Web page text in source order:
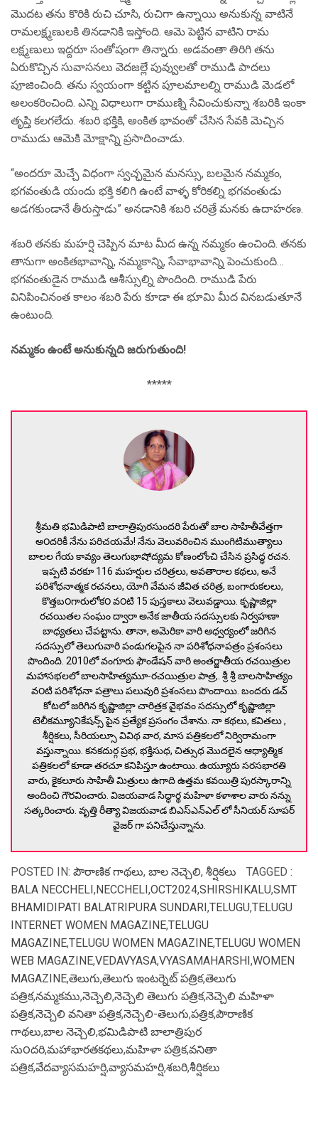
మొదట తను కొరికి రుచి చూసి, రుచిగా ఉన్నాయి అనుకున్న వాటినే
రామలక్ష్మణులకి తినడానికి ఇస్తోంది. ఆమె పెట్టిన వాటిని రామ
లక్ష్మణులు ఇద్దరూ సంతోషంగా తిన్నారు. అడవంతా తిరిగి తను
ఏరుకొచ్చిన సువాసనలు వెదజల్లే పువ్వులతో రాముడి పాదలు
పూజించింది. తను స్వయంగా కట్టిన పూలమాలల్ని రాముడి మెడలో
అలంకరించింది. ఎన్ని విధాలుగా రాముణ్ని సేవించుకున్నా శబరికి ఇంకా
తృప్తి కలగలేదు. శబరి భక్తికి, అంకిత భావంతో చేసిన సేవకి మెచ్చిన
రాముడు ఆమెకి మోక్షాన్ని ప్రసాదించాడు.
“అందరూ మెచ్చే విధంగా స్వచ్ఛమైన మనస్సు, బలమైన నమ్మకం,
భగవంతుడి యందు భక్తి కలిగి ఉంటే వాళ్ళ కోరికల్ని భగవంతుడు
అడగకుండానే తీరుస్తాడు” అనడానికి శబరి చరిత్రే మనకు ఉదాహరణ.
శబరి తనకు మహర్షి చెప్పిన మాట మీద ఉన్న నమ్మకం ఉంచింది. తనకు
తానుగా అంకితభావాన్ని, నమ్మకాన్ని, సేవాభావాన్ని పెంచుకుంది…
భగవంతుడైన రాముడి ఆశీస్సుల్ని పొందింది. రాముడి పేరు
వినిపించినంత కాలం శబరి పేరు కూడా ఈ భూమి మీద వినబడుతూనే
ఉంటుంది.
నమ్మకం ఉంటే అనుకున్నది జరుగుతుంది!
*****
శ్రీమతి భమిడిపాటి బాలాత్రిపురసుందరి పేరుతో బాల సాహితీవేత్తగా
అ౦దరికీ నేను పరిచయమే! నేను వెలువరించిన ముంగిటిముత్యాలు
బాలల గేయ కావ్యం తెలుగుభాషోద్యమ కోణంలోంచి చేసిన ప్రసిధ్ధ రచన.
ఇప్పటి వరకూ 116 మహర్షుల చరిత్రలు, అవతారాల కథలు, అనే
పరిశోధనాత్మక రచనలు, యోగి వేమన జీవిత చరిత్ర, బంగారుకలలు,
కొత్తబ౦గారులోక౦ వ౦టి 15 పుస్తకాలు వెలువడ్డాయి. కృష్ణాజిల్లా
రచయితల సంఘం ద్వారా అనేక జాతీయ సదస్సులకు నిర్వహణా
బాధ్యతలు చేపట్టాను. తానా, అమెరికా వారి ఆధ్వర్యంలో జరిగిన
సదస్సులో తెలుగువారి పండుగలపైన నా పరిశోధనాపత్రం ప్రశంసలు
పొందింది. 2010లో వంగూరు ఫౌండేషన్ వారి అంతర్జాతీయ రచయిత్రుల
మహాసభలలో బాలసాహిత్యమూ-రచయిత్రుల పాత్ర,. శ్రీ శ్రీ బాలసాహిత్యం
వ౦టి పరిశోధనా పత్రాలు పలువురి ప్రశంసలు పొందాయి. బందరు డచ్
కోటలో జరిగిన కృష్ణాజిల్లా చారిత్రక వైభవం సదస్సులో కృష్ణాజిల్లా
టెలీకమ్యూనికేషన్స్ పైన ప్రత్యేక ప్రసంగం చేశాను. నా కథలు, కవితలు ,
శీర్షికలు, సీరియల్సూ వివిథ వార, మాస పత్రికలలో నిర్విరామంగా
వస్తున్నాయి. కనకదుర్గ ప్రభ, భక్తిసుధ, చిత్సుధ మొదలైన ఆధ్యాత్మిక
పత్రికలలో కూడా తరచూ కనిపిస్తూ ఉంటాయి. ఉయ్యూరు సరసభారతి
వారు, కైకలూరు సాహితీ మిత్రులు ఉగాది ఉత్తమ కవయిత్రి పురస్కారాన్ని
అందించి గౌరవించారు. విజయవాడ సిధ్ధార్థ మహిళా కళాశాల వారు నన్ను
సత్కరించారు. వృత్తి రీత్యా విజయవాడ బిఎస్ఎన్ఎల్ లో సీనియర్ సూపర్
వైజర్ గా పనిచేస్తున్నాను.
POSTED IN: పౌరాణిక గాథలు, బాల నెచ్చెలి, శీర్షికలు
TAGGED :
BALA NECCHELI,NECCHELI,OCT2024,SHIRSHIKALU,SMT
BHAMIDIPATI BALATRIPURA SUNDARI,TELUGU,TELUGU
INTERNET WOMEN MAGAZINE,TELUGU
MAGAZINE,TELUGU WOMEN MAGAZINE,TELUGU WOMEN
WEB MAGAZINE,VEDAVYASA,VYASAMAHARSHI,WOMEN
MAGAZINE,తెలుగు,తెలుగు ఇంటర్నెట్ పత్రిక,తెలుగు
పత్రిక,నమ్మకము,నెచ్చెలి,నెచ్చెలి తెలుగు పత్రిక,నెచ్చెలి మహిళా
పత్రిక,నెచ్చెలి వనితా పత్రిక,నెచ్చెలి-తెలుగు,పత్రిక,పౌరాణిక
గాథలు,బాల నెచ్చెలి,భమిడిపాటి బాలాత్రిపుర
సు౦దరి,మహాభారతకథలు,మహిళా పత్రిక,వనితా
పత్రిక,వేదవ్యాసమహర్షి,వ్యాసమహర్షి,శబరి,శీర్షికలు